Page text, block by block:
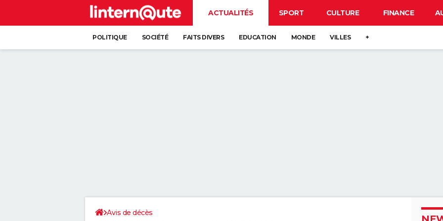
ACTUALITÉS SPORT CULTURE FINANCE
POLITIQUE SOCIÉTÉ FAITS DIVERS EDUCATION MONDE VILLES +
Avis de décès